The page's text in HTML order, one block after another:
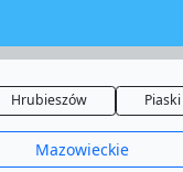
Hrubieszów Piaski
Mazowieckie